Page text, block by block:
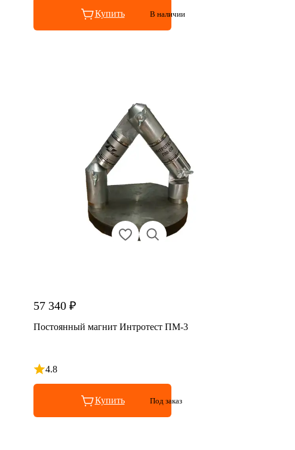
Купить В наличии
57 340 ₽
Постоянный магнит Интротест ПМ-3
4.8
Рейтинг 4.8 из 5
Купить Под заказ